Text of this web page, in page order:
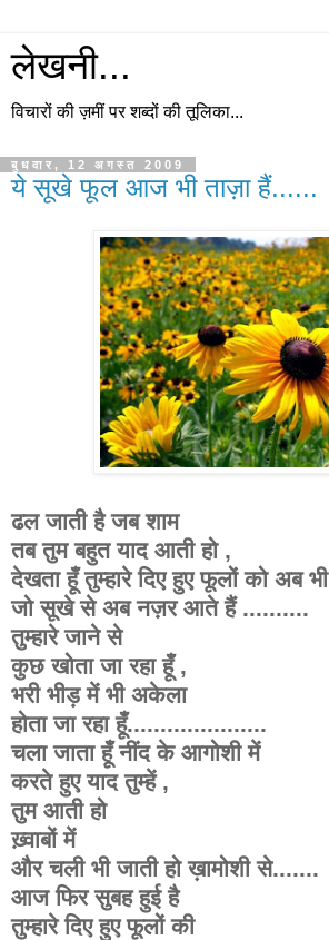
लेखनी...
विचारों की ज़मीं पर शब्दों की तूलिका...
बुधवार, 12 अगस्त 2009
ये सूखे फूल आज भी ताज़ा हैं......
ढल जाती है जब शाम
तब तुम बहुत याद आती हो ,
देखता हूँ तुम्हारे दिए हुए फूलों को अब भी
जो सूखे से अब नज़र आते हैं ..........
तुम्हारे जाने से
कुछ खोता जा रहा हूँ ,
भरी भीड़ में भी अकेला
होता जा रहा हूँ.....................
चला जाता हूँ नींद के आगोशी में
करते हुए याद तुम्हें ,
तुम आती हो
ख़्वाबों में
और चली भी जाती हो ख़ामोशी से.......
आज फिर सुबह हुई है
तुम्हारे दिए हुए फूलों की